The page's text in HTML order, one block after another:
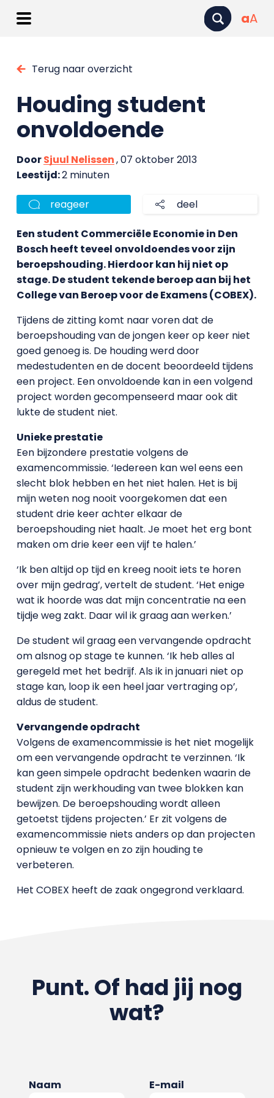
aA
Terug naar overzicht
Houding student
onvoldoende
DoorSjuul Nelissen, 07 oktober 2013
Leestijd:2 minuten
reageer deel
Een student Commerciële Economie in Den
Bosch heeft teveel onvoldoendes voor zijn
beroepshouding. Hierdoor kan hij niet op
stage. De student tekende beroep aan bij het
College van Beroep voor de Examens (COBEX).
Tijdens de zitting komt naar voren dat de
beroepshouding van de jongen keer op keer niet
goed genoeg is. De houding werd door
medestudenten en de docent beoordeeld tijdens
een project. Een onvoldoende kan in een volgend
project worden gecompenseerd maar ook dit
lukte de student niet.
Unieke prestatie
Een bijzondere prestatie volgens de
examencommissie. ‘Iedereen kan wel eens een
slecht blok hebben en het niet halen. Het is bij
mijn weten nog nooit voorgekomen dat een
student drie keer achter elkaar de
beroepshouding niet haalt. Je moet het erg bont
maken om drie keer een vijf te halen.’
‘Ik ben altijd op tijd en kreeg nooit iets te horen
over mijn gedrag’, vertelt de student. ‘Het enige
wat ik hoorde was dat mijn concentratie na een
tijdje weg zakt. Daar wil ik graag aan werken.’
De student wil graag een vervangende opdracht
om alsnog op stage te kunnen. ‘Ik heb alles al
geregeld met het bedrijf. Als ik in januari niet op
stage kan, loop ik een heel jaar vertraging op’,
aldus de student.
Vervangende opdracht
Volgens de examencommissie is het niet mogelijk
om een vervangende opdracht te verzinnen. ‘Ik
kan geen simpele opdracht bedenken waarin de
student zijn werkhouding van twee blokken kan
bewijzen. De beroepshouding wordt alleen
getoetst tijdens projecten.’ Er zit volgens de
examencommissie niets anders op dan projecten
opnieuw te volgen en zo zijn houding te
verbeteren.
Het COBEX heeft de zaak ongegrond verklaard.
Punt. Of had jij nog
wat?
Naam E-mail